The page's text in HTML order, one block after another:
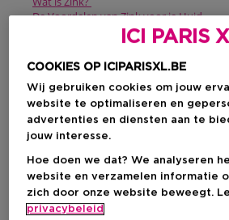
De Voordelen van Zink voor je Huid
De Voordelen van Zink voor je Haar
De Voordelen van Zink voor je Nagels
Hoe Zink opnemen in je Beautyroutine?
Onze Producten met Zink
Wat is Zink?
Wist je dat zink een onmisbaar
zelf niet kan aanmaken, maar wel
speelt een cruciale rol bij
aanmaak van
ICI PARIS
COOKIES OP ICIPARISXL.BE
Wij gebruiken cookies om jouw
website te optimaliseren en
advertenties en diensten aan te
jouw interesse.
Hoe doen we dat? We analyseren
website en verzamelen informatie
zich door onze website beweegt.
privacybeleid